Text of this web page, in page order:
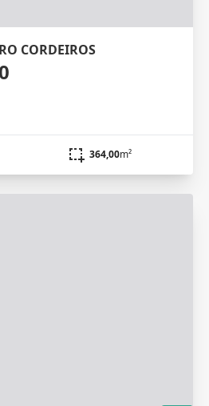
CORDEIROS
364,00m²